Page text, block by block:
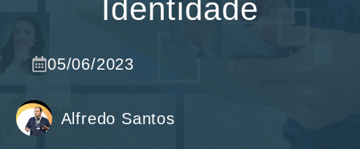
Identidade
05/06/2023
Alfredo Santos